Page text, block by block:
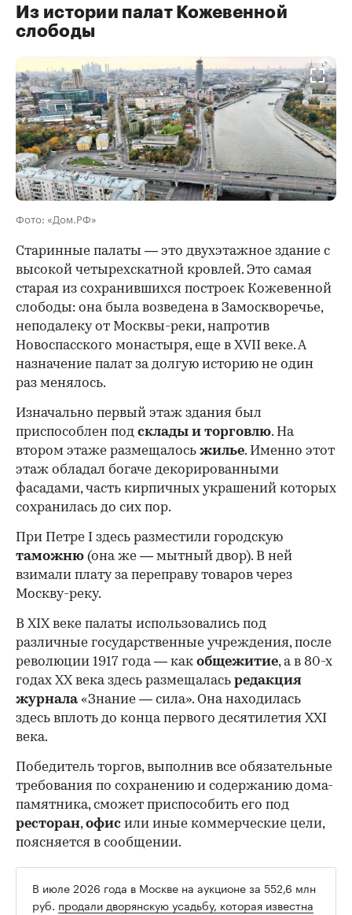
00:00 / 00:00
Из истории палат Кожевенной
слободы
Фото: «Дом.РФ»
Старинные палаты — это двухэтажное здание с
высокой четырехскатной кровлей. Это самая
старая из сохранившихся построек Кожевенной
слободы: она была возведена в Замоскворечье,
неподалеку от Москвы-реки, напротив
Новоспасского монастыря, еще в XVII веке. А
назначение палат за долгую историю не один
раз менялось.
Изначально первый этаж здания был
приспособлен под склады и торговлю. На
втором этаже размещалось жилье. Именно этот
этаж обладал богаче декорированными
фасадами, часть кирпичных украшений которых
сохранилась до сих пор.
При Петре I здесь разместили городскую
таможню (она же — мытный двор). В ней
взимали плату за переправу товаров через
Москву-реку.
В XIX веке палаты использовались под
различные государственные учреждения, после
революции 1917 года — как общежитие, а в 80-х
годах XX века здесь размещалась редакция
журнала«Знание — сила». Она находилась
здесь вплоть до конца первого десятилетия XXI
века.
Победитель торгов, выполнив все обязательные
требования по сохранению и содержанию дома-
памятника, сможет приспособить его под
ресторан,офис или иные коммерческие цели,
поясняется в сообщении.
В июле 2026 года в Москве на аукционе за 552,6 млн
руб. продали дворянскую усадьбу, которая известна